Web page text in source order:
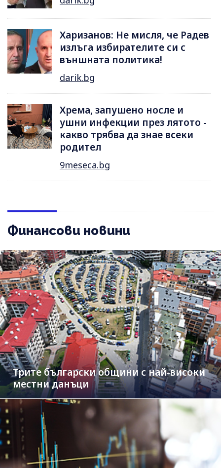
Харизанов: Не мисля, че Радев
излъга избирателите си с
външната политика!
darik.bg
Хрема, запушено носле и
ушни инфекции през лятотo -
какво трябва да знае всеки
родител
9meseca.bg
Финансови новини
Трите български общини с най-високи
местни данъци